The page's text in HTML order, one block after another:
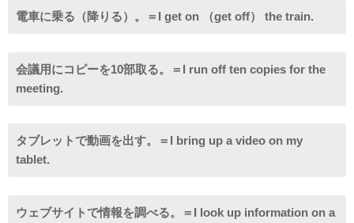
電車に乗る（降りる）。＝I get on （get off） the train.
会議用にコピーを10部取る。＝I run off ten copies for the
meeting.
タブレットで動画を出す。＝I bring up a video on my
tablet.
ウェブサイトで情報を調べる。＝I look up information on a